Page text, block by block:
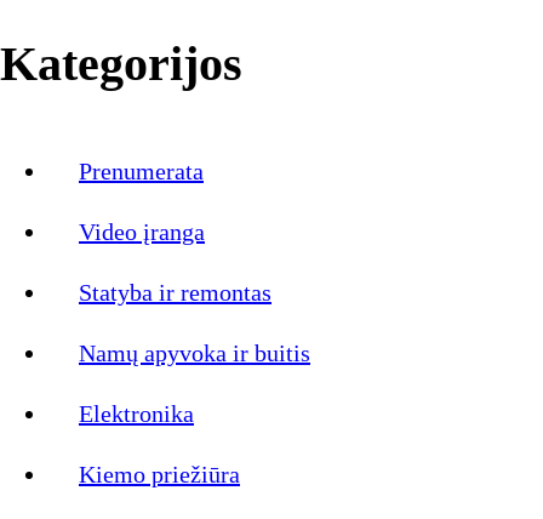
Kategorijos
Prenumerata
Video įranga
Statyba ir remontas
Namų apyvoka ir buitis
Elektronika
Kiemo priežiūra